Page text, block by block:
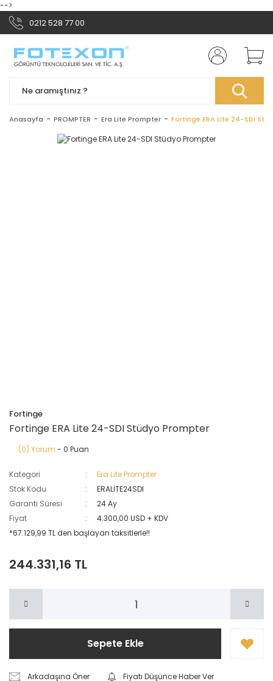
-->
0212 528 77 00
Anasayfa PROMPTER Era Lite Prompter Fortinge ERA Lite 24-SDI
Fortinge
Fortinge ERA Lite 24-SDI Stüdyo Prompter
(0) Yorum - 0 Puan
Kategori
Era Lite Prompter
Stok Kodu
ERALİTE24SDI
Garanti Süresi
24 Ay
Fiyat
4.300,00 USD + KDV
*67.129,99 TL den başlayan taksitlerle!!
244.331,16 TL
Sepete Ekle
Arkadaşına Öner
Fiyatı Düşünce Haber Ver